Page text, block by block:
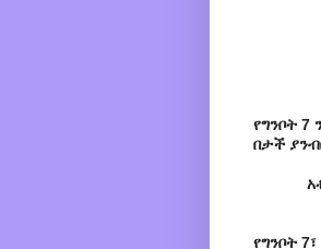
የግንቦት
በታች
የግንቦት